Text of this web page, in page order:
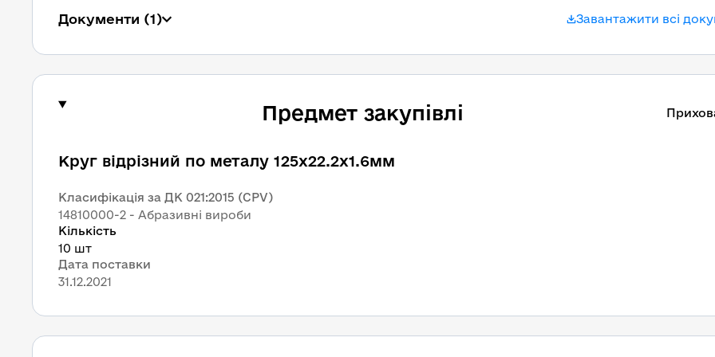
Документи (1) Завантажити всі
Предмет закупівлі
Круг відрізний по металу 125х22.2х1.6мм
Класифікація за ДК 021:2015 (CPV)
14810000-2 - Абразивні вироби
Кількість
10 шт
Дата поставки
31.12.2021